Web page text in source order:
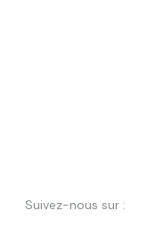
Suivez-nous sur :